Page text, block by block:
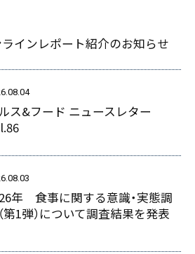
インレポート紹介のお知らせ
ス&フード ニュースレター
年 食事に関する意識・実態調
第1弾）について調査結果を発表